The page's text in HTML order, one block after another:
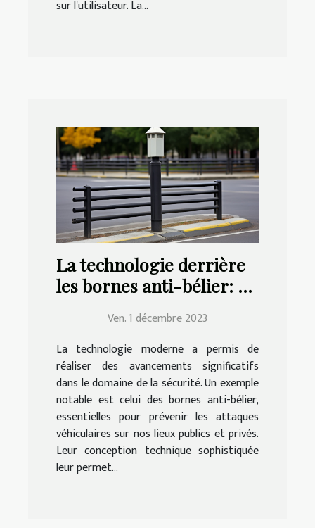
sur l'utilisateur. La...
La technologie derrière
les bornes anti-bélier: un
Ven. 1 décembre 2023
La technologie moderne a permis de
réaliser des avancements significatifs
dans le domaine de la sécurité. Un exemple
notable est celui des bornes anti-bélier,
essentielles pour prévenir les attaques
véhiculaires sur nos lieux publics et privés.
Leur conception technique sophistiquée
leur permet...